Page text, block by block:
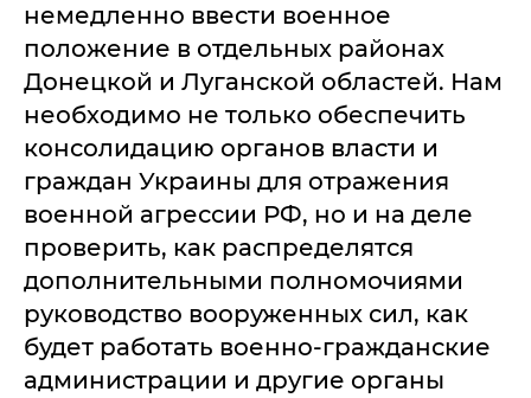
немедленно ввести военное
положение в отдельных районах
Донецкой и Луганской областей. Нам
необходимо не только обеспечить
консолидацию органов власти и
граждан Украины для отражения
военной агрессии РФ, но и на деле
проверить, как распределятся
дополнительными полномочиями
руководство вооруженных сил, как
будет работать военно-гражданские
администрации и другие органы